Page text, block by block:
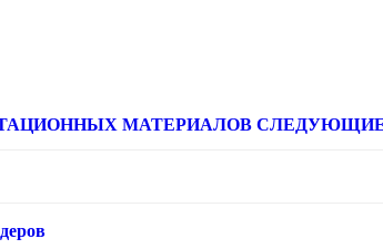
МАТЕРИАЛОВ СЛЕДУЮЩИЕ